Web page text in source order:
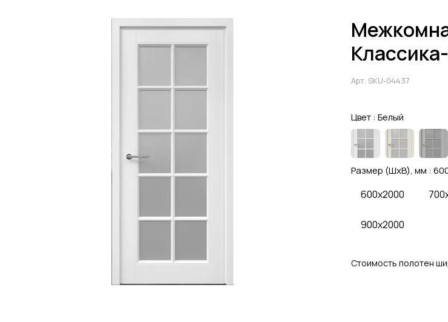
Арт. SKU-04437
Цвет : Белый
Размер (ШхВ), мм :
600x2000
900x2000
Стоимость